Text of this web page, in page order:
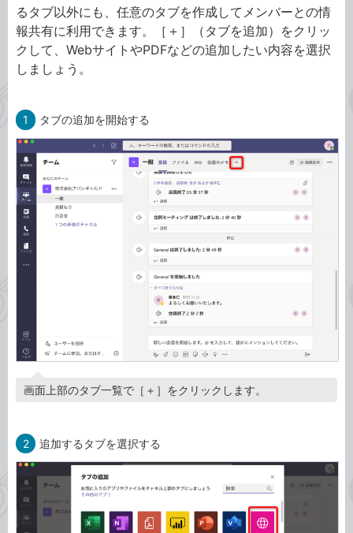
るタブ以外にも、任意のタブを作成してメンバーとの情
報共有に利用できます。［＋］（タブを追加）をクリッ
クして、WebサイトやPDFなどの追加したい内容を選択
しましょう。
1 タブの追加を開始する
画面上部のタブ一覧で［＋］をクリックします。
2 追加するタブを選択する